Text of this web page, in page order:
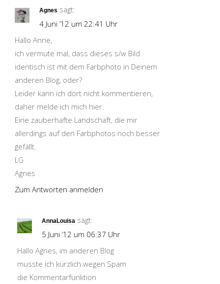
Agnes sagt:
4 Juni ’12 um 22:41 Uhr
Hallo Anne,
ich vermute mal, dass dieses s/w Bild
identisch ist mit dem Farbphoto in Deinem
anderen Blog, oder?
Leider kann ich dort nicht kommentieren,
daher melde ich mich hier.
Eine zauberhafte Landschaft, die mir
allerdings auf den Farbphotos noch besser
gefällt.
LG
Agnes
Zum Antworten anmelden
AnnaLouisa sagt:
5 Juni ’12 um 06:37 Uhr
Hallo Agnes, im anderen Blog
musste ich kürzlich wegen Spam
die Kommentarfunktion